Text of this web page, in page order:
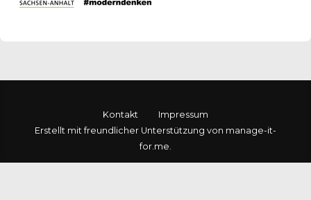
Kontakt
Impressum
Erstellt mit freundlicher Unterstützung von manage-it-
for.me.